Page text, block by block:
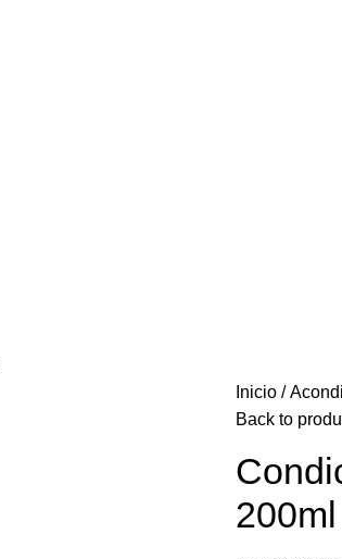
Inicio
Back to
200ml